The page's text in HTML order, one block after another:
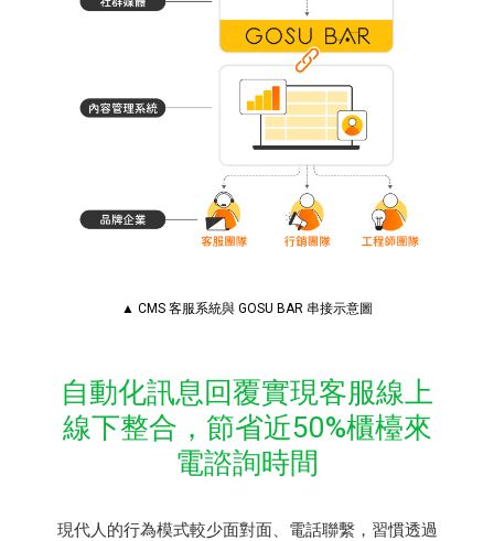
▲ CMS 客服系統與 GOSU BAR 串接示意圖
自動化訊息回覆實現客服線上
線下整合，節省近50%櫃檯來
電諮詢時間
現代人的行為模式較少面對面、電話聯繫，習慣透過